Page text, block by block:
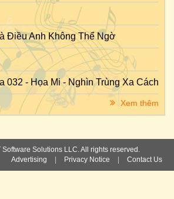
Điều Anh Không Thể Ngờ
032 - Họa Mi - Nghìn Trùng Xa Cách
Xem thêm
Solutions LLC. All rights reserved.
Advertising
Privacy Notice Contact Us